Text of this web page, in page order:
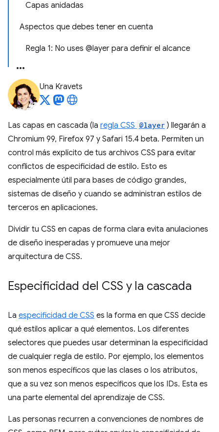
Capas anidadas
Aspectos que debes tener en cuenta
Regla 1: No uses @layer para definir el alcance
Una Kravets
Las capas en cascada (la regla CSS @layer ) llegarán a
Chromium 99, Firefox 97 y Safari 15.4 beta. Permiten un
control más explícito de tus archivos CSS para evitar
conflictos de especificidad de estilo. Esto es
especialmente útil para bases de código grandes,
sistemas de diseño y cuando se administran estilos de
terceros en aplicaciones.
Dividir tu CSS en capas de forma clara evita anulaciones
de diseño inesperadas y promueve una mejor
arquitectura de CSS.
Especificidad del CSS y la cascada
La especificidad de CSS es la forma en que CSS decide
qué estilos aplicar a qué elementos. Los diferentes
selectores que puedes usar determinan la especificidad
de cualquier regla de estilo. Por ejemplo, los elementos
son menos específicos que las clases o los atributos,
que a su vez son menos específicos que los IDs. Esta es
una parte elemental del aprendizaje de CSS.
Las personas recurren a convenciones de nombres de